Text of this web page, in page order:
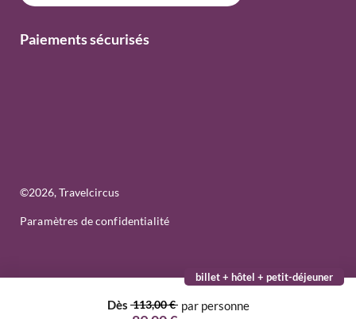
billet + hôtel + petit-déjeuner
Dès 113,00 € par personne
Paiements sécurisés
©2026, Travelcircus
Paramètres de confidentialité